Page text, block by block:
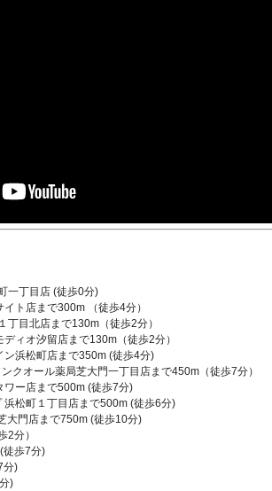
一丁目店 (徒歩0分)
店まで300m （徒歩4分）
丁目北店まで130m（徒歩2分）
汐留店まで130m（徒歩2分）
松町店まで350m (徒歩4分)
クオール薬局芝大門一丁目店まで450m（徒歩7分）
ワー店まで500m (徒歩7分)
町１丁目店まで500m (徒歩6分)
門店まで750m (徒歩10分)
2分）
歩7分)
分)
)